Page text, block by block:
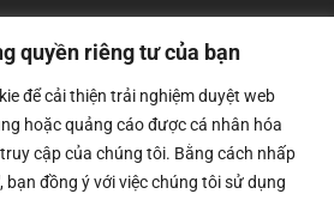
quyền riêng tư của bạn
để cải thiện trải nghiệm duyệt web
hoặc quảng cáo được cá nhân hóa
cập của chúng tôi. Bằng cách nhấp
, bạn đồng ý với việc chúng tôi sử dụng
Xương - Số ĐKKD: 0108783483
Sở Kế Hoạch và Đầu Tư Tp. Hà